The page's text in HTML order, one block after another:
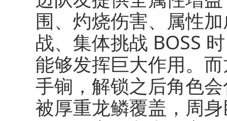
围、灼烧伤害、属性
战、集体挑战 BOSS
能够发挥巨大作用。而
手锏，解锁之后角色
被厚重龙鳞覆盖，周